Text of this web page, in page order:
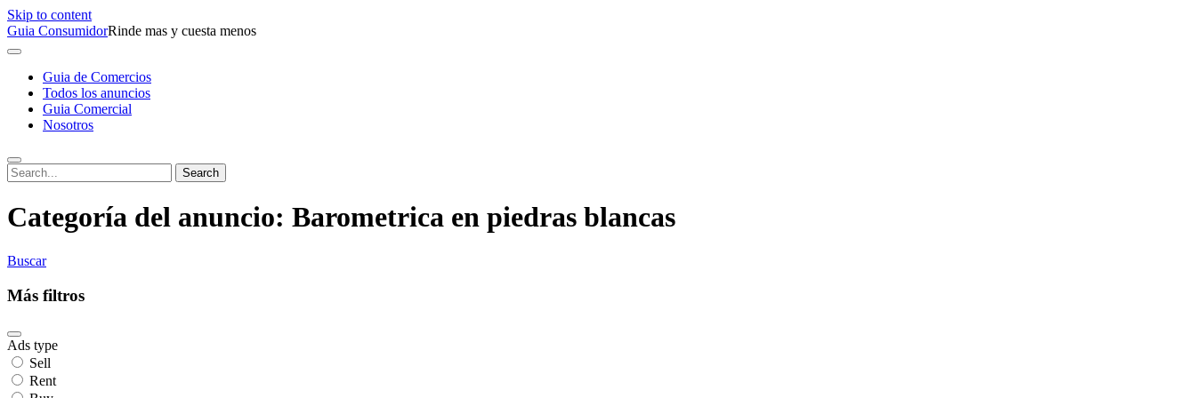
Skip to content
Guia ConsumidorRinde mas y cuesta menos
Guia de Comercios
Todos los anuncios
Guia Comercial
Nosotros
Categoría del anuncio: Barometrica en piedras blancas
Buscar
Más filtros
Ads type
Sell
Rent